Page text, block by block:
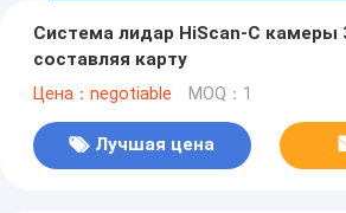
Система лидар HiScan-C камеры
составляя карту
Цена：negotiable MOQ：1
Лучшая цена